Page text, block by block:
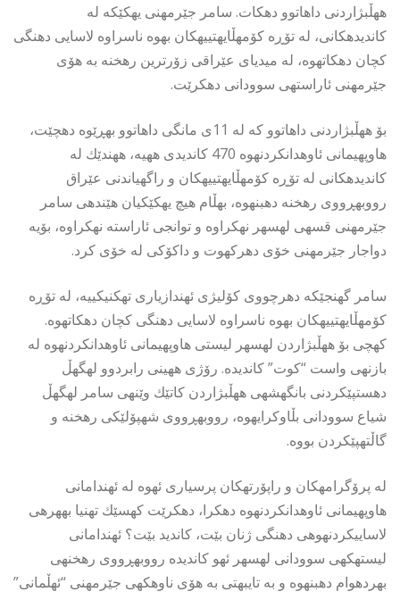
ههڵبژاردنى داهاتوو دهكات. سامر جێرمهنى یهكێكه له
كاندیدهكانى، له تۆڕه كۆمهڵایهتییهكان بهوه ناسراوه لاسایى دهنگى
كچان دهكاتهوه، له میدیاى عێراقى زۆرترین رهخنه به هۆى
جێرمهنى ئاراستهى سوودانى دهكرێت.
بۆ ههڵبژاردنى داهاتوو كه له 11ى مانگى داهاتوو بهڕێوه دهچێت،
هاوپهیمانى ئاوهدانكردنهوه 470 كاندیدى ههیه، ههندێك له
كاندیدهكانى له تۆڕه كۆمهڵایهتییهكان و راگهیاندنى عێراق
رووبهڕووى رهخنه دهبنهوه، بهڵام هیچ یهكێكیان هێندهى سامر
جێرمهنى قسهى لهسهر نهكراوه و توانجى ئاراسته نهكراوه، بۆیه
دواجار جێرمهنى خۆى دهركهوت و داكۆكى له خۆى كرد.
سامر گهنجێكه دهرچووى كۆلیژى ئهندازیارى تهكنیكییه، له تۆڕه
كۆمهڵایهتییهكان بهوه ناسراوه لاسایى دهنگى كچان دهكاتهوه.
كهچى بۆ ههڵبژاردن لهسهر لیستى هاوپهیمانى ئاوهدانكردنهوه له
بازنهى واست “كوت” كاندیده. رۆژى ههینى رابردوو لهگهڵ
دهستپێكردنى بانگهشهى ههڵبژاردن كاتێك وێنهى سامر لهگهڵ
شیاع سوودانى بڵاوكرایهوه، رووبهڕووى شهپۆلێكى رهخنه و
گاڵتهپێكردن بووه.
له پرۆگرامهكان و راپۆرتهكان پرسیارى ئهوه له ئهندامانى
هاوپهیمانى ئاوهدانكردنهوه دهكرا، دهكرێت كهسێك تهنیا بههرهى
لاساییكردنهوهى دهنگى ژنان بێت، كاندید بێت؟ ئهندامانى
لیستهكهى سوودانى لهسهر ئهو كاندیده رووبهڕووى رهخنهى
بهردهوام دهبنهوه و به تایبهتى به هۆى ناوهكهى جێرمهنى “ئهڵمانى”